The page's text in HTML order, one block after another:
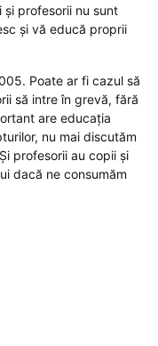
și profesorii nu sunt
și vă educă proprii
Poate ar fi cazul să
să intre în grevă, fără
are educația
nu mai discutăm
profesorii au copii și
dacă ne consumăm